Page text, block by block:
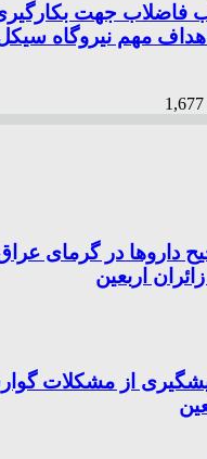
فاضلاب جهت
مهم نیروگاه
1,677
داروها در گرمای
اربعین
از مشکلات